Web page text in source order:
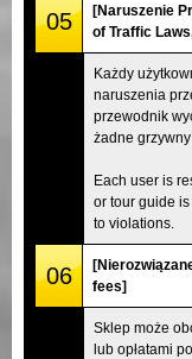
05
[Naruszenie
of Traffic
Każdy
naruszenia
przewodnik
żadne
Each user is
or tour guide
to violations.
06
fees]
Sklep może
lub opłatami